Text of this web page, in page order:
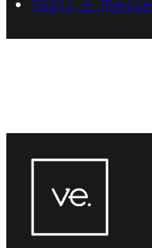
Testi e Poesie